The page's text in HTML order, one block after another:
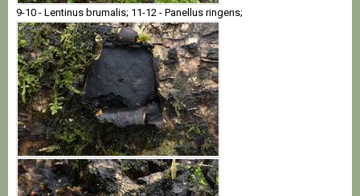
9-10 - Lentinus brumalis; 11-12 - Panellus ringens;